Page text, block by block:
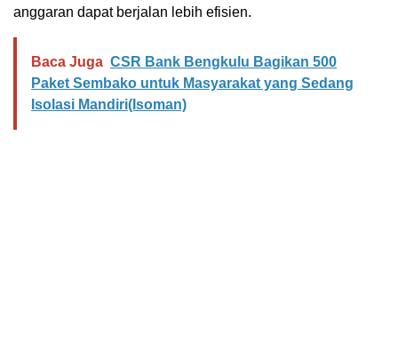
anggaran dapat berjalan lebih efisien.
Baca Juga CSR Bank Bengkulu Bagikan 500
Paket Sembako untuk Masyarakat yang Sedang
Isolasi Mandiri(Isoman)